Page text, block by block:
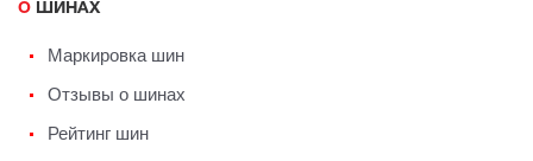
О ШИНАХ
Маркировка шин
Отзывы о шинах
Рейтинг шин